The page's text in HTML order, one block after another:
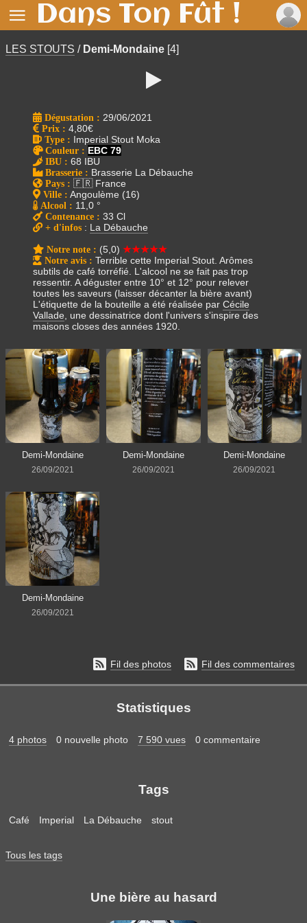
 Dans Ton Fût !
LES STOUTS / Demi-Mondaine [4]

Dégustation : 29/06/2021
Prix : 4,80€
Type : Imperial Stout Moka
Couleur : EBC 79
IBU : 68 IBU
Brasserie : Brasserie La Débauche
Pays : 🇫🇷 France
Ville : Angoulème (16)
Alcool : 11,0 °
Contenance : 33 Cl
+ d'infos : La Débauche
Notre note : (5,0) ★★★★★
Notre avis : Terrible cette Imperial Stout. Arômes
subtils de café torréfié. L'alcool ne se fait pas trop
ressentir. A déguster entre 10° et 12° pour relever
toutes les saveurs (laisser décanter la bière avant)
L'étiquette de la bouteille a été réalisée par Cécile
Vallade, une dessinatrice dont l'univers s'inspire des
maisons closes des années 1920.
Demi-Mondaine
26/09/2021
Demi-Mondaine
26/09/2021
Demi-Mondaine
26/09/2021
Demi-Mondaine
26/09/2021
 Fil des photos  Fil des commentaires
Statistiques
4 photos 0 nouvelle photo 7 590 vues 0 commentaire
Tags
Café Imperial La Débauche stout
Tous les tags
Une bière au hasard